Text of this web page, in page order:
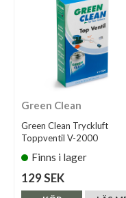
Green Clean
Green Clean Tryckluft
Toppventil V-2000
Finns i lager
129 SEK